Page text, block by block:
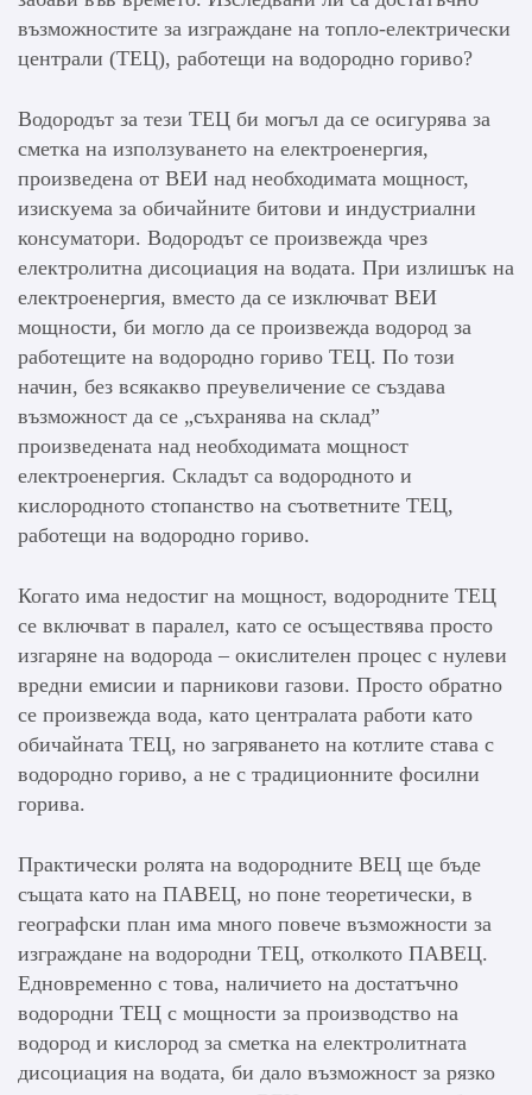
възможностите за изграждане на топло-електрически
централи (ТЕЦ), работещи на водородно гориво?
Водородът за тези ТЕЦ би могъл да се осигурява за
сметка на използуването на електроенергия,
произведена от ВЕИ над необходимата мощност,
изискуема за обичайните битови и индустриални
консуматори. Водородът се произвежда чрез
електролитна дисоциация на водата. При излишък на
електроенергия, вместо да се изключват ВЕИ
мощности, би могло да се произвежда водород за
работещите на водородно гориво ТЕЦ. По този
начин, без всякакво преувеличение се създава
възможност да се „съхранява на склад”
произведената над необходимата мощност
електроенергия. Складът са водородното и
кислородното стопанство на съответните ТЕЦ,
работещи на водородно гориво.
Когато има недостиг на мощност, водородните ТЕЦ
се включват в паралел, като се осъществява просто
изгаряне на водорода – окислителен процес с нулеви
вредни емисии и парникови газови. Просто обратно
се произвежда вода, като централата работи като
обичайната ТЕЦ, но загряването на котлите става с
водородно гориво, а не с традиционните фосилни
горива.
Практически ролята на водородните ВЕЦ ще бъде
същата като на ПАВЕЦ, но поне теоретически, в
географски план има много повече възможности за
изграждане на водородни ТЕЦ, отколкото ПАВЕЦ.
Едновременно с това, наличието на достатъчно
водородни ТЕЦ с мощности за производство на
водород и кислород за сметка на електролитната
дисоциация на водата, би дало възможност за рязко